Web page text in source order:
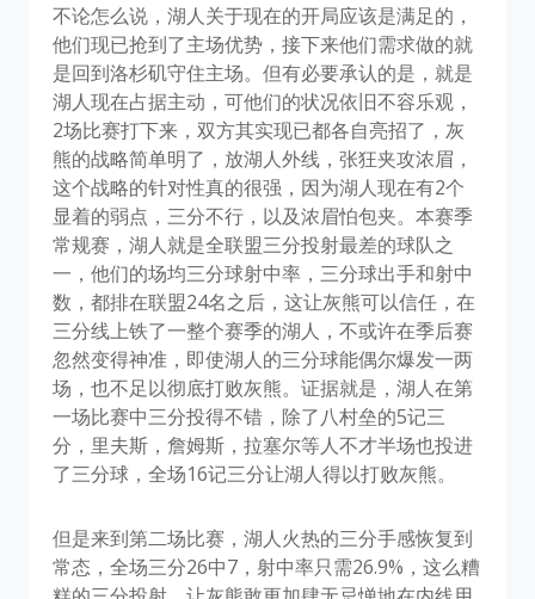
不论怎么说，湖人关于现在的开局应该是满足的，
他们现已抢到了主场优势，接下来他们需求做的就
是回到洛杉矶守住主场。但有必要承认的是，就是
湖人现在占据主动，可他们的状况依旧不容乐观，
2场比赛打下来，双方其实现已都各自亮招了，灰
熊的战略简单明了，放湖人外线，张狂夹攻浓眉，
这个战略的针对性真的很强，因为湖人现在有2个
显着的弱点，三分不行，以及浓眉怕包夹。本赛季
常规赛，湖人就是全联盟三分投射最差的球队之
一，他们的场均三分球射中率，三分球出手和射中
数，都排在联盟24名之后，这让灰熊可以信任，在
三分线上铁了一整个赛季的湖人，不或许在季后赛
忽然变得神准，即使湖人的三分球能偶尔爆发一两
场，也不足以彻底打败灰熊。证据就是，湖人在第
一场比赛中三分投得不错，除了八村垒的5记三
分，里夫斯，詹姆斯，拉塞尔等人不才半场也投进
了三分球，全场16记三分让湖人得以打败灰熊。
但是来到第二场比赛，湖人火热的三分手感恢复到
常态，全场三分26中7，射中率只需26.9%，这么糟